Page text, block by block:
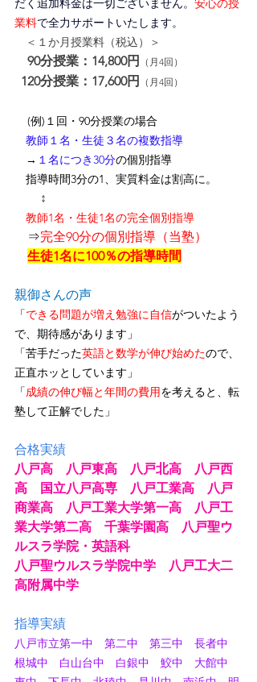
だく追加料金は一切ございません。 安心の授
業料で全力サポートいたします。
＜１か月授業料（税込）＞
90分授業：14,800円 （月4回）
120分授業：17,600円 （月4回）
(例)１回・90分授業の場合
教師１名・生徒３名の複数指導
→ １名につき30分の個別指導
指導時間3分の1、 実質料金は割高に。
↕
教師1名・生徒1名の完全個別指導
⇒完全90分の個別指導（当塾）
生徒1名に100％の指導時間
親御さんの声
「できる問題が増え勉強に自信がついたよう
で、期待感があります」
「苦手だった英語と数学が伸び始めたので、
正直ホッとしています」
「成績の伸び幅と年間の費用を考えると、転
塾して正解でした」
合格実績
八戸高　八戸東高　八戸北高　八戸西
高　国立八戸高専　八戸工業高　八戸
商業高　八戸工業大学第一高　八戸工
業大学第二高　千葉学園高　八戸聖ウ
ルスラ学院・英語科
八戸聖ウルスラ学院中学　八戸工大二
高附属中学
指導実績
八戸市立第一中　第二中　第三中　長者中
根城中　白山台中　白銀中　鮫中　大館中